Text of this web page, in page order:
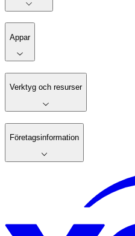
Appar
Verktyg och resurser
Företagsinformation